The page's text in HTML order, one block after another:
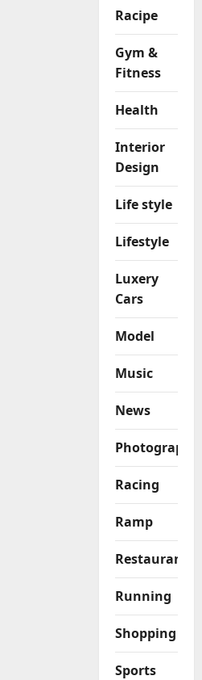
Racipe
Gym &
Fitness
Health
Interior
Design
Life style
Lifestyle
Luxery
Cars
Model
Music
News
Photography
Racing
Ramp
Restaurant
Running
Shopping
Sports